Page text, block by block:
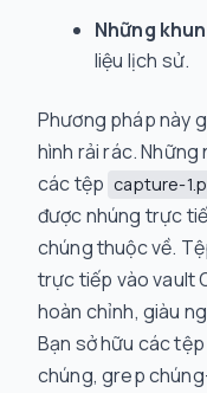
Những
liệu lịch sử.
Phương pháp này
hình rải rác.
các tệp capture-
được nhúng trực
chúng thuộc về.
trực tiếp vào vault
hoàn chỉnh, giàu
Bạn sở hữu các
chúng, grep